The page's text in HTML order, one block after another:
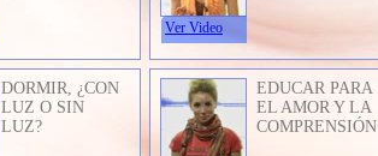
Ver Video
DORMIR, ¿CON
LUZ O SIN
LUZ?
EDUCAR PARA
EL AMOR Y LA
COMPRENSIÓN